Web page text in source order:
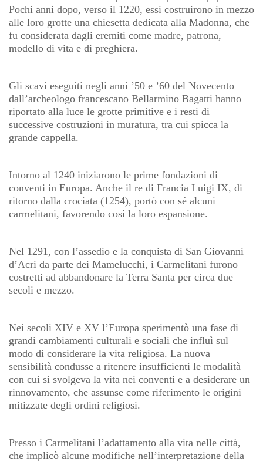
Pochi anni dopo, verso il 1220, essi costruirono in mezzo
alle loro grotte una chiesetta dedicata alla Madonna, che
fu considerata dagli eremiti come madre, patrona,
modello di vita e di preghiera.
Gli scavi eseguiti negli anni ’50 e ’60 del Novecento
dall’archeologo francescano Bellarmino Bagatti hanno
riportato alla luce le grotte primitive e i resti di
successive costruzioni in muratura, tra cui spicca la
grande cappella.
Intorno al 1240 iniziarono le prime fondazioni di
conventi in Europa. Anche il re di Francia Luigi IX, di
ritorno dalla crociata (1254), portò con sé alcuni
carmelitani, favorendo così la loro espansione.
Nel 1291, con l’assedio e la conquista di San Giovanni
d’Acri da parte dei Mamelucchi, i Carmelitani furono
costretti ad abbandonare la Terra Santa per circa due
secoli e mezzo.
Nei secoli XIV e XV l’Europa sperimentò una fase di
grandi cambiamenti culturali e sociali che influì sul
modo di considerare la vita religiosa. La nuova
sensibilità condusse a ritenere insufficienti le modalità
con cui si svolgeva la vita nei conventi e a desiderare un
rinnovamento, che assunse come riferimento le origini
mitizzate degli ordini religiosi.
Presso i Carmelitani l’adattamento alla vita nelle città,
che implicò alcune modifiche nell’interpretazione della